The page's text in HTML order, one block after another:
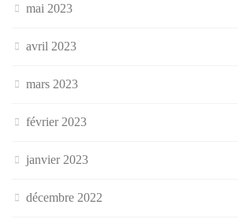
mai 2023
avril 2023
mars 2023
février 2023
janvier 2023
décembre 2022